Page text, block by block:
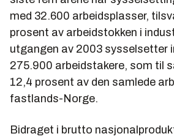
med 32.600 arbeidsplasser,
prosent av arbeidstokken i
utgangen av 2003 sysselsetter
275.900 arbeidstakere, som til
12,4 prosent av den samlede
fastlands-Norge.
Bidraget i brutto